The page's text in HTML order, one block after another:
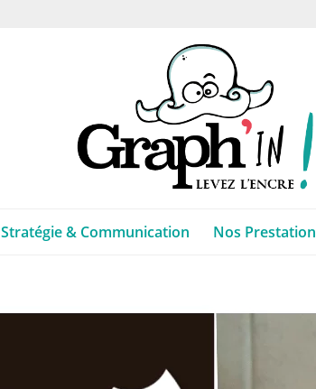
Stratégie & Communication Nos